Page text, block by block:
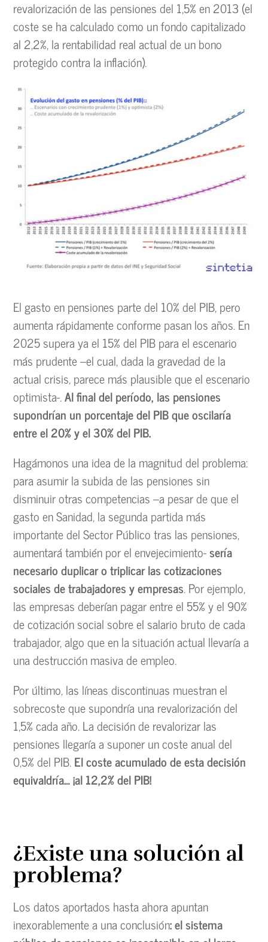
revalorización de las pensiones del 1,5% en 2013 (el
coste se ha calculado como un fondo capitalizado
al 2,2%, la rentabilidad real actual de un bono
protegido contra la inflación).
El gasto en pensiones parte del 10% del PIB, pero
aumenta rápidamente conforme pasan los años. En
2025 supera ya el 15% del PIB para el escenario
más prudente –el cual, dada la gravedad de la
actual crisis, parece más plausible que el escenario
optimista-.Al final del período, las pensiones
supondrían un porcentaje del PIB que oscilaría
entre el 20% y el 30% del PIB.
Hagámonos una idea de la magnitud del problema:
para asumir la subida de las pensiones sin
disminuir otras competencias –a pesar de que el
gasto en Sanidad, la segunda partida más
importante del Sector Público tras las pensiones,
aumentará también por el envejecimiento-sería
necesario duplicar o triplicar las cotizaciones
sociales de trabajadores y empresas. Por ejemplo,
las empresas deberían pagar entre el 55% y el 90%
de cotización social sobre el salario bruto de cada
trabajador, algo que en la situación actual llevaría a
una destrucción masiva de empleo.
Por último, las líneas discontinuas muestran el
sobrecoste que supondría una revalorización del
1,5% cada año. La decisión de revalorizar las
pensiones llegaría a suponer un coste anual del
0,5% del PIB.El coste acumulado de esta decisión
equivaldría… ¡al 12,2% del PIB!
¿Existe una solución al
problema?
Los datos aportados hasta ahora apuntan
inexorablemente a una conclusión: el sistema